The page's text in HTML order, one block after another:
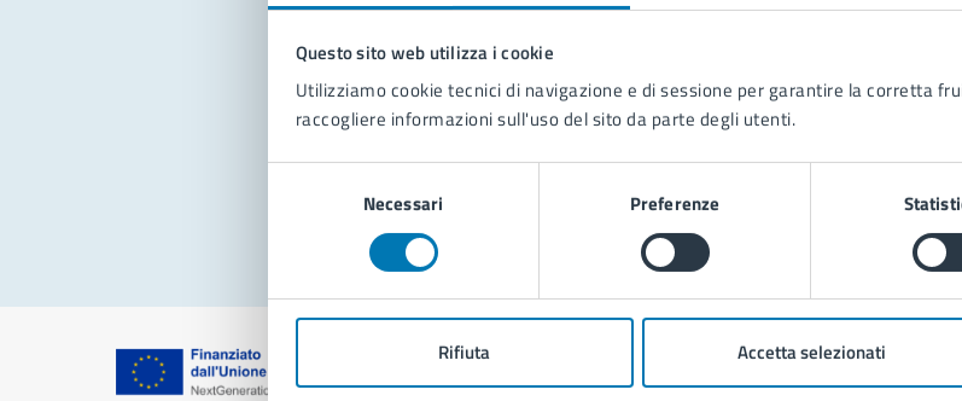
Questo sito web utilizza i cookie
Utilizziamo cookie tecnici di navigazione e di sessione per garantire la corretta
raccogliere informazioni sull'uso del sito da parte degli utenti.
Necessari Preferenze
Rifiuta Accetta selezionati
Prenota appuntamento
Problemi in città
Segnala disservizio